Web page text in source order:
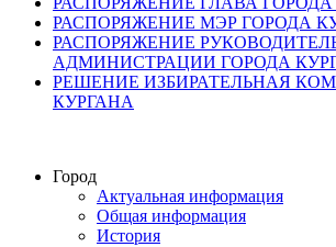
РАСПОРЯЖЕНИЕ МЭР ГОРОДА
РАСПОРЯЖЕНИЕ
АДМИНИСТРАЦИИ ГОРОДА
РЕШЕНИЕ ИЗБИРАТЕЛЬНАЯ
КУРГАНА
Город
Актуальная информация
Общая информация
История